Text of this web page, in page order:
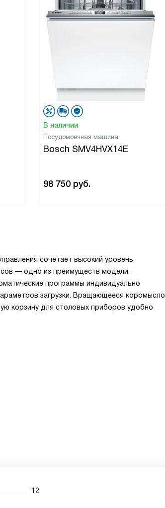
В наличии
Посудомоечная машина
Bosch SMV4HVX14E
98 750 руб.
сочетает высокий уровень
— одно из преимуществ модели.
программы индивидуально
загрузки. Вращающееся коромысло
корзину для столовых приборов удобно
12